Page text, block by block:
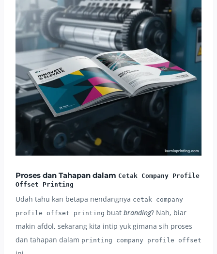
Proses dan Tahapan dalam Cetak Company Profile
Offset Printing
Udah tahu kan betapa nendangnya cetak company
profile offset printing buat branding? Nah, biar
makin afdol, sekarang kita intip yuk gimana sih proses
dan tahapan dalam printing company profile offset